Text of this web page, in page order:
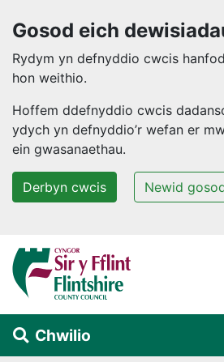
Gosod eich
Rydym yn defnyddio cwcis
hon weithio.
Hoffem ddefnyddio cwcis
ydych yn defnyddio’r wefan er
ein gwasanaethau.
Derbyn cwcis Newid
Neidio i'r prif gynnwys
Chwilio